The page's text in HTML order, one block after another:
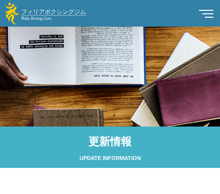
更新情報
UPDATE INFORMATION